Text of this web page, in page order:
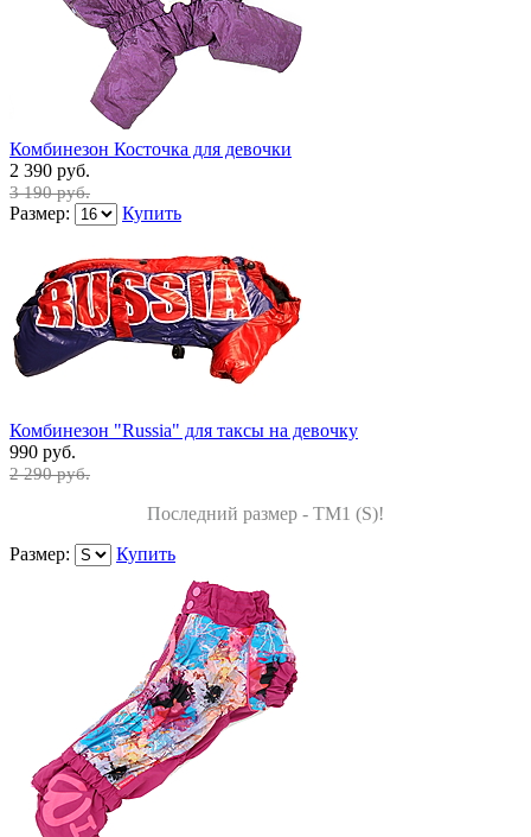
Комбинезон Косточка для девочки
2 390 руб.
3 190 руб.
Размер: Купить
Комбинезон "Russia" для таксы на девочку
990 руб.
2 290 руб.
Последний размер - TM1 (S)!
Размер:
Купить